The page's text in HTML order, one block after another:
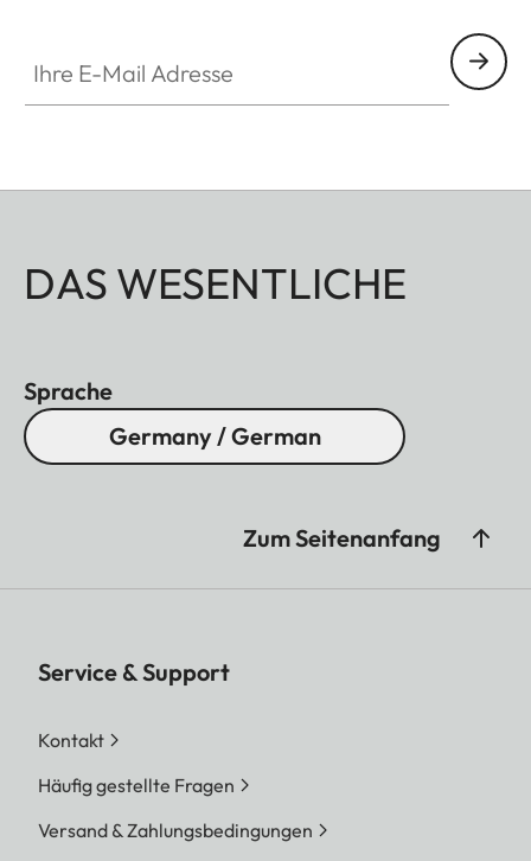
DAS WESENTLICHE
Sprache
Germany / German
Zum Seitenanfang
Service & Support
Kontakt
Häufig gestellte Fragen
Versand & Zahlungsbedingungen